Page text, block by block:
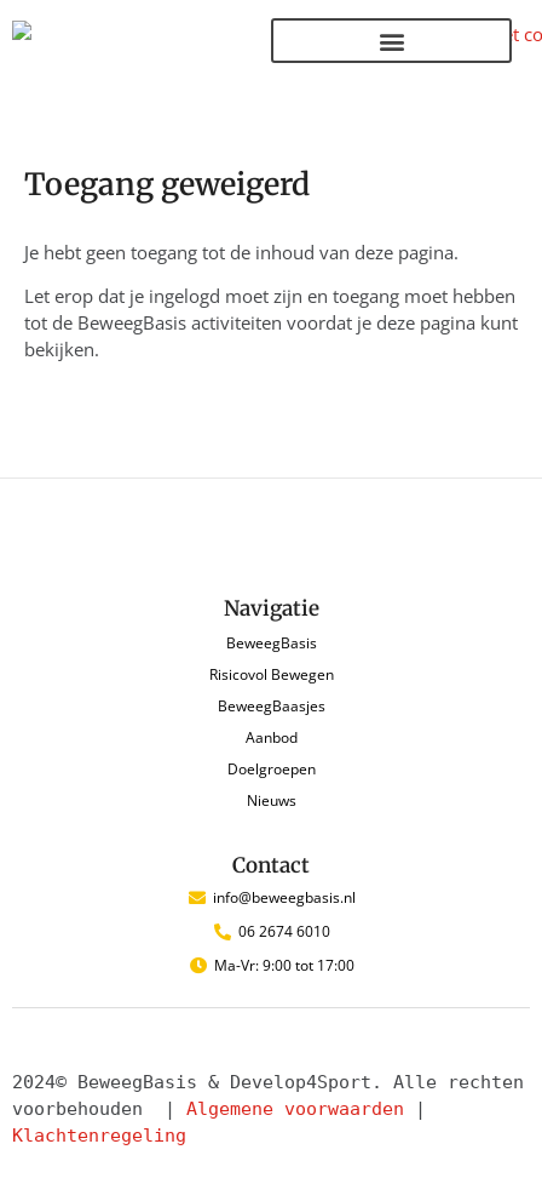
Toegang geweigerd
Je hebt geen toegang tot de inhoud van deze pagina.
Let erop dat je ingelogd moet zijn en toegang moet hebben
tot de BeweegBasis activiteiten voordat je deze pagina kunt
bekijken.
Navigatie
BeweegBasis
Risicovol Bewegen
BeweegBaasjes
Aanbod
Doelgroepen
Nieuws
Contact
info@beweegbasis.nl
06 2674 6010
Ma-Vr: 9:00 tot 17:00
2024© BeweegBasis & Develop4Sport. Alle rechten
voorbehouden  | Algemene voorwaarden
Klachtenregeling